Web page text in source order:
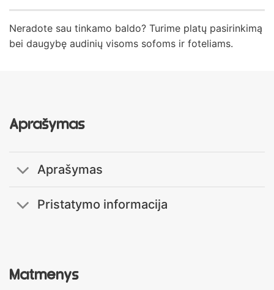
Neradote sau tinkamo baldo? Turime platų pasirinkimą
bei daugybę audinių visoms sofoms ir foteliams.
Matmenys
Aprašymas
Aprašymas
Pristatymo informacija